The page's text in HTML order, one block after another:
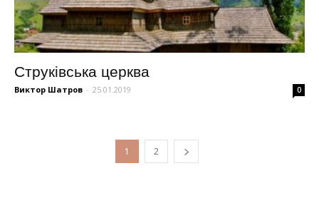
Струківська церква
Виктор Шатров - 25.01.2019 0
1 2